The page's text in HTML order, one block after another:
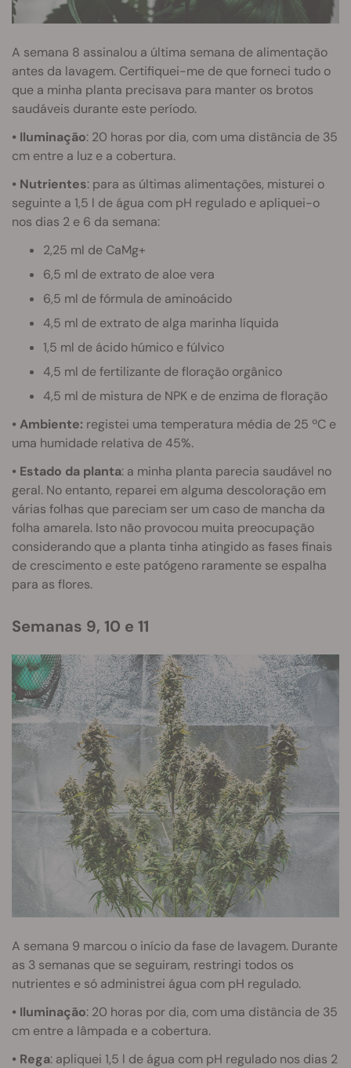
A semana 8 assinalou a última semana de alimentação
antes da lavagem. Certifiquei-me de que forneci tudo o
que a minha planta precisava para manter os brotos
saudáveis durante este período.
• Iluminação: 20 horas por dia, com uma distância de 35
cm entre a luz e a cobertura.
• Nutrientes: para as últimas alimentações, misturei o
seguinte a 1,5 l de água com pH regulado e apliquei-o
nos dias 2 e 6 da semana:
2,25 ml de CaMg+
6,5 ml de extrato de aloe vera
6,5 ml de fórmula de aminoácido
4,5 ml de extrato de alga marinha líquida
1,5 ml de ácido húmico e fúlvico
4,5 ml de fertilizante de floração orgânico
4,5 ml de mistura de NPK e de enzima de floração
• Ambiente: registei uma temperatura média de 25 ºC e
uma humidade relativa de 45%.
• Estado da planta: a minha planta parecia saudável no
geral. No entanto, reparei em alguma descoloração em
várias folhas que pareciam ser um caso de mancha da
folha amarela. Isto não provocou muita preocupação
considerando que a planta tinha atingido as fases finais
de crescimento e este patógeno raramente se espalha
para as flores.
Semanas 9, 10 e 11
A semana 9 marcou o início da fase de lavagem. Durante
as 3 semanas que se seguiram, restringi todos os
nutrientes e só administrei água com pH regulado.
• Iluminação: 20 horas por dia, com uma distância de 35
cm entre a lâmpada e a cobertura.
• Rega: apliquei 1,5 l de água com pH regulado nos dias 2